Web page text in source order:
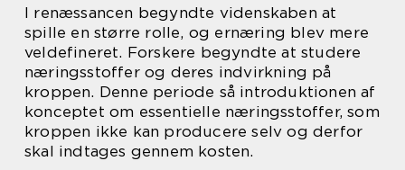
I renæssancen begyndte videnskaben at
spille en større rolle, og ernæring blev mere
veldefineret. Forskere begyndte at studere
næringsstoffer og deres indvirkning på
kroppen. Denne periode så introduktionen af
konceptet om essentielle næringsstoffer, som
kroppen ikke kan producere selv og derfor
skal indtages gennem kosten.